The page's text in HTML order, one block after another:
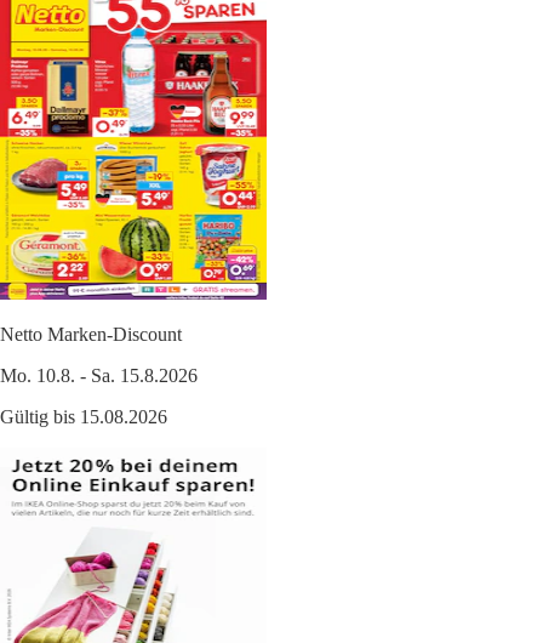
Netto Marken-Discount
Mo. 10.8. - Sa. 15.8.2026
Gültig bis 15.08.2026